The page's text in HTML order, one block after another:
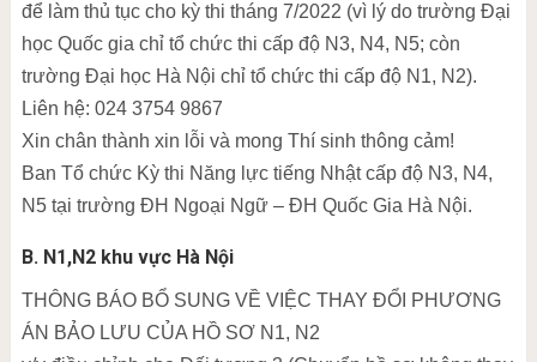
để làm thủ tục cho kỳ thi tháng 7/2022 (vì lý do trường Đại
học Quốc gia chỉ tổ chức thi cấp độ N3, N4, N5; còn
trường Đại học Hà Nội chỉ tổ chức thi cấp độ N1, N2).
Liên hệ: 024 3754 9867
Xin chân thành xin lỗi và mong Thí sinh thông cảm!
Ban Tổ chức Kỳ thi Năng lực tiếng Nhật cấp độ N3, N4,
N5 tại trường ĐH Ngoại Ngữ – ĐH Quốc Gia Hà Nội.
B. N1,N2 khu vực Hà Nội
THÔNG BÁO BỔ SUNG VỀ VIỆC THAY ĐỔI PHƯƠNG
ÁN BẢO LƯU CỦA HỒ SƠ N1, N2